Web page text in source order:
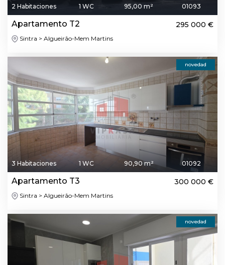
2 Habitaciones 1 WC 95,00 m² 01093
Apartamento T2 295 000 €
Sintra > Algueirão-Mem Martins
novedad
3 Habitaciones 1 WC 90,90 m² 01092
Apartamento T3 300 000 €
Sintra > Algueirão-Mem Martins
novedad